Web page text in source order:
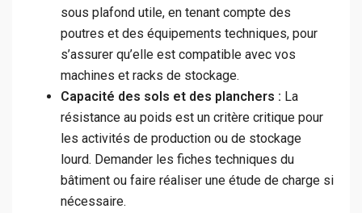
sous plafond utile, en tenant compte des
poutres et des équipements techniques, pour
s’assurer qu’elle est compatible avec vos
machines et racks de stockage.
Capacité des sols et des planchers : La
résistance au poids est un critère critique pour
les activités de production ou de stockage
lourd. Demander les fiches techniques du
bâtiment ou faire réaliser une étude de charge si
nécessaire.